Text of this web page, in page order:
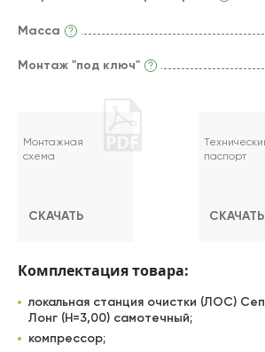
Масса
Монтаж "под ключ"
Монтажная
схема
СКАЧАТЬ
паспорт
СКАЧАТЬ
Комплектация товара:
локальная станция очистки (ЛОС)
Лонг (Н=3,00) самотечный;
компрессор;